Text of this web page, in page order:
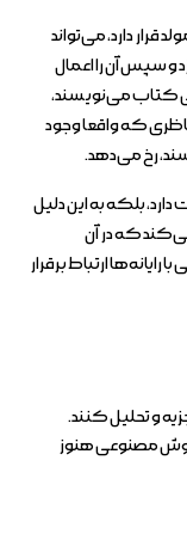
دارد، می‌تواند
سپس آن را اعمال
کتاب می‌نویسند،
که واقعا وجود
رخ می‌دهد.
بلکه به این دلیل
که در آن
ارتباط برقرار
و تحلیل کنند.
هوش مصنوعی هنوز